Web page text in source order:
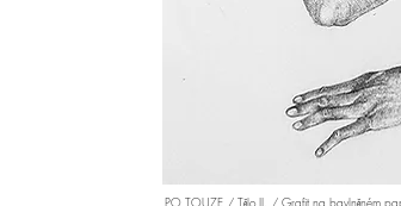
PO TOUZE / Tělo II. / Grafit na bavlněném